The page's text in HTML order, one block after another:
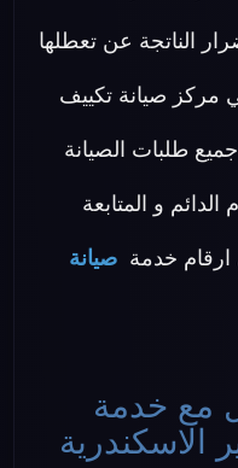
الناتجة عن تعطلها
مركز صيانة تكييف
طلبات الصيانة
الدائم و المتابعة
ارقام خدمة صيانة
مع خدمة
الاسكندرية